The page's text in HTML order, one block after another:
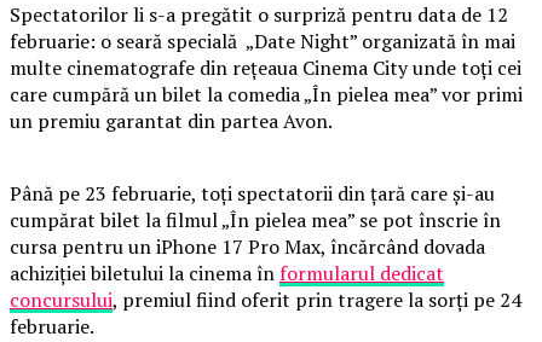
Spectatorilor li s-a pregătit o surpriză pentru data de 12
februarie: o seară specială „Date Night” organizată în mai
multe cinematografe din rețeaua Cinema City unde toți cei
care cumpără un bilet la comedia „În pielea mea” vor primi
un premiu garantat din partea Avon.
Până pe 23 februarie, toți spectatorii din țară care și-au
cumpărat bilet la filmul „În pielea mea” se pot înscrie în
cursa pentru un iPhone 17 Pro Max, încărcând dovada
achiziției biletului la cinema înformularul dedicat
concursului, premiul fiind oferit prin tragere la sorți pe 24
februarie.